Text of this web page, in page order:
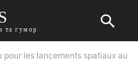
та гумор
pour les lancements spatiaux au